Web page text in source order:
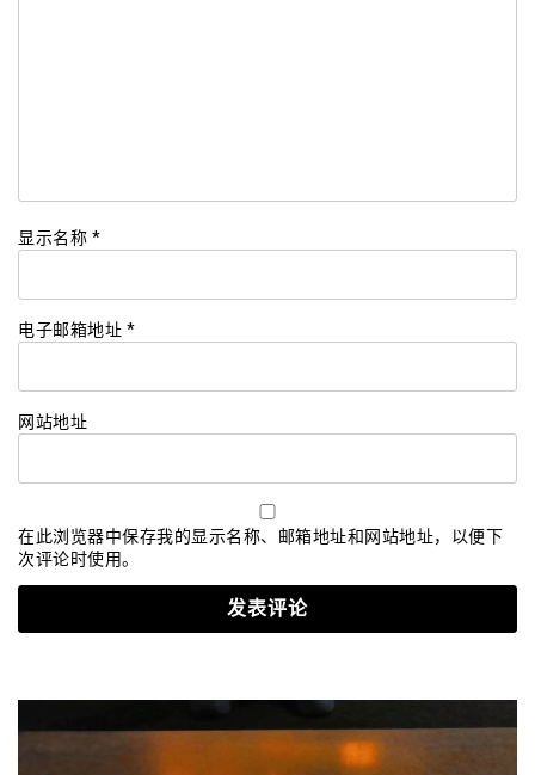
显示名称 *
电子邮箱地址 *
网站地址
在此浏览器中保存我的显示名称、邮箱地址和网站地址，以便下
次评论时使用。